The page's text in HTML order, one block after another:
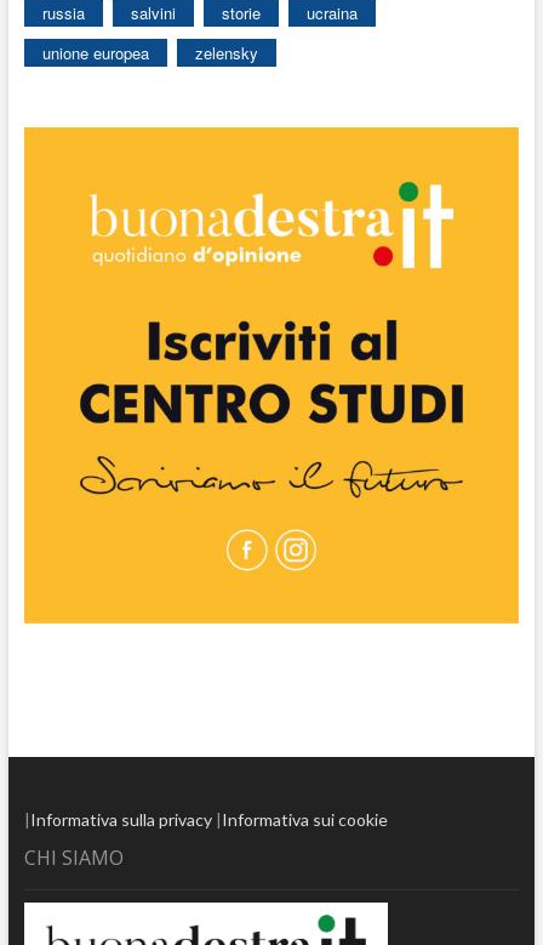
russia
salvini storie
ucraina
unione europea
zelensky
|Informativa sulla privacy|Informativa sui cookie
CHI SIAMO